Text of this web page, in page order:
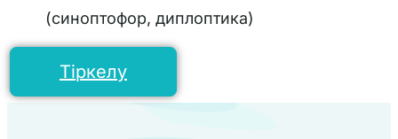
(синоптофор, диплоптика)
Тіркелу